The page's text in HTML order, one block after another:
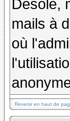
Désolé,
mails à
où
Revenir en haut de